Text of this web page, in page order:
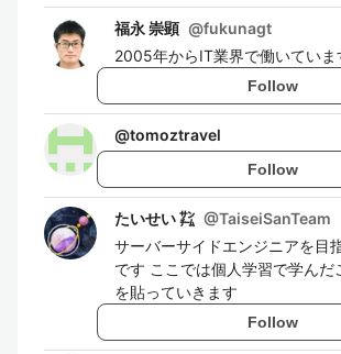
福永 崇顕 @fukunagt
2005年からIT業界で働いていま
Follow
@tomoztravel
Follow
たいせい ㌠ @TaiseiSanTeam
サーバーサイドエンジニアを目
です ここでは個人学習で学んだ
を貼っていきます
Follow